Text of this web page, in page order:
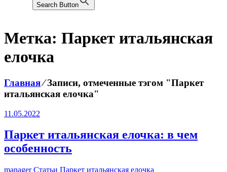
Search Button
Метка: Паркет итальянская
елочка
Главная⁄Записи, отмеченные тэгом "Паркет
итальянская елочка"
11.05.2022
Паркет итальянская елочка: в чем
особенность
manager Статьи Паркет итальянская елочка